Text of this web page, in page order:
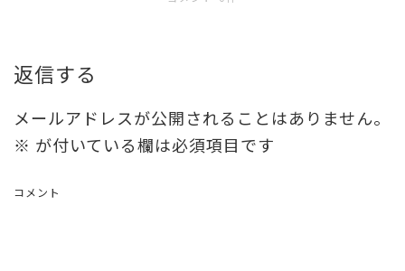
返信する
メールアドレスが公開されることはありません。
※ が付いている欄は必須項目です
コメント